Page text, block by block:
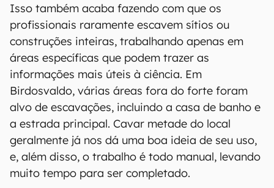
Isso também acaba fazendo com que os
profissionais raramente escavem sítios ou
construções inteiras, trabalhando apenas em
áreas específicas que podem trazer as
informações mais úteis à ciência. Em
Birdosvaldo, várias áreas fora do forte foram
alvo de escavações, incluindo a casa de banho e
a estrada principal. Cavar metade do local
geralmente já nos dá uma boa ideia de seu uso,
e, além disso, o trabalho é todo manual, levando
muito tempo para ser completado.